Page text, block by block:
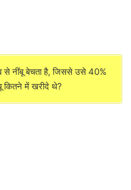
से नींबू बेचता है, जिससे उसे 40%
कितने में खरीदे थे?